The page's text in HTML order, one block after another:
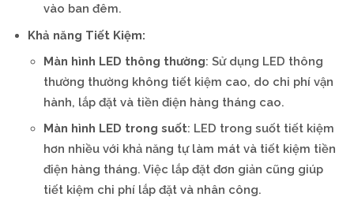
vào ban đêm.
Khả năng Tiết Kiệm:
Màn hình LED thông thường: Sử dụng LED thông
thường thường không tiết kiệm cao, do chi phí vận
hành, lắp đặt và tiền điện hàng tháng cao.
Màn hình LED trong suốt: LED trong suốt tiết kiệm
hơn nhiều với khả năng tự làm mát và tiết kiệm tiền
điện hàng tháng. Việc lắp đặt đơn giản cũng giúp
tiết kiệm chi phí lắp đặt và nhân công.